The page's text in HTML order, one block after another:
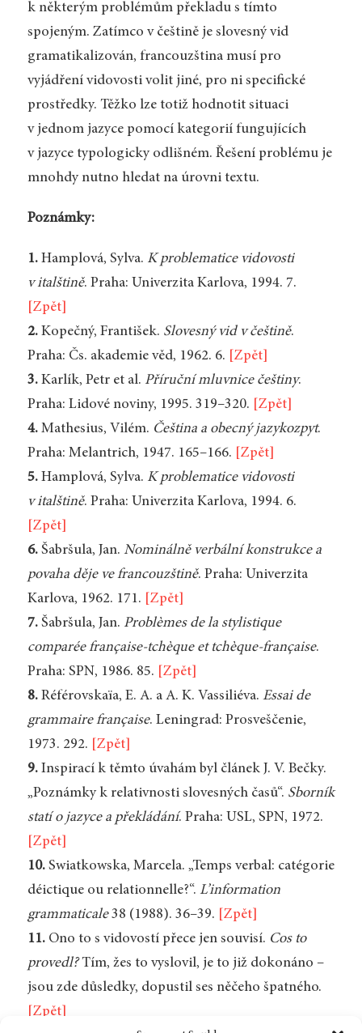
k některým problémům překladu s tímto
spojeným. Zatímco v češtině je slovesný vid
gramatikalizován, francouzština musí pro
vyjádření vidovosti volit jiné, pro ni specifické
prostředky. Těžko lze totiž hodnotit situaci
v jednom jazyce pomocí kategorií fungujících
v jazyce typologicky odlišném. Řešení problému je
mnohdy nutno hledat na úrovni textu.
Poznámky:
1.Hamplová, Sylva. K problematice vidovosti
v italštině. Praha: Univerzita Karlova, 1994. 7.
[Zpět]
2.Kopečný, František. Slovesný vid v češtině.
Praha: Čs. akademie věd, 1962. 6.
[Zpět]
3.Karlík, Petr et al. Příruční mluvnice češtiny.
Praha: Lidové noviny, 1995. 319–320.
[Zpět]
4.Mathesius, Vilém. Čeština a obecný jazykozpyt.
Praha: Melantrich, 1947. 165–166.
[Zpět]
5.Hamplová, Sylva. K problematice vidovosti
v italštině. Praha: Univerzita Karlova, 1994. 6.
[Zpět]
6.Šabršula, Jan. Nominálně verbální konstrukce a
povaha děje ve francouzštině. Praha: Univerzita
Karlova, 1962. 171.
[Zpět]
7.Šabršula, Jan. Problèmes de la stylistique
comparée française-tchèque et tchèque-française.
Praha: SPN, 1986. 85.
[Zpět]
8.Référovskaïa, E. A. a A. K. Vassiliéva. Essai de
grammaire française. Leningrad: Prosveščenie,
1973. 292.
[Zpět]
9.Inspirací k těmto úvahám byl článek J. V. Bečky.
„Poznámky k relativnosti slovesných časů“. Sborník
statí o jazyce a překládání. Praha: USL, SPN, 1972.
[Zpět]
10.Swiatkowska, Marcela. „Temps verbal: catégorie
déictique ou relationnelle?“. L’information
grammaticale38 (1988). 36–39.
[Zpět]
11.Ono to s vidovostí přece jen souvisí. Cos to
provedl?Tím, žes to vyslovil, je to již dokonáno –
jsou zde důsledky, dopustil ses něčeho špatného.
[Zpět]